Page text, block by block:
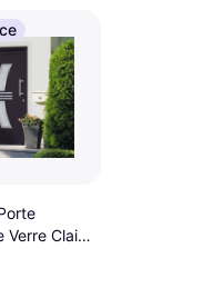
Verre Clair